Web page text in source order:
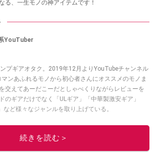
る、一生モノの神アイテムです！
YouTuber
プギアオタク。2019年12月よりYouTubeチャンネル
マンあふれるモノから初心者さんにオススメのモノま
交えてあーだこーだとしゃべくりながらレビューを
のギアだけでなく「ULギア」「中華製激安ギア」
など様々なジャンルを取り上げている。
このイチオシストの他の記事を読む
続きを読む＞